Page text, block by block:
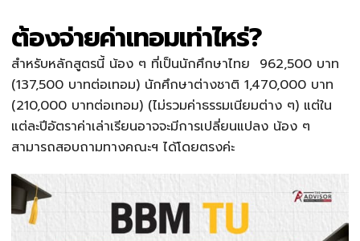
ต้องจ่ายค่าเทอมเท่าไหร่?
สำหรับหลักสูตรนี้ น้อง ๆ ที่เป็นนักศึกษาไทย 962,500 บาท
(137,500 บาทต่อเทอม) นักศึกษาต่างชาติ 1,470,000 บาท
(210,000 บาทต่อเทอม) (ไม่รวมค่าธรรมเนียมต่าง ๆ) แต่ใน
แต่ละปีอัตราค่าเล่าเรียนอาจจะมีการเปลี่ยนแปลง น้อง ๆ
สามารถสอบถามทางคณะฯ ได้โดยตรงค่ะ